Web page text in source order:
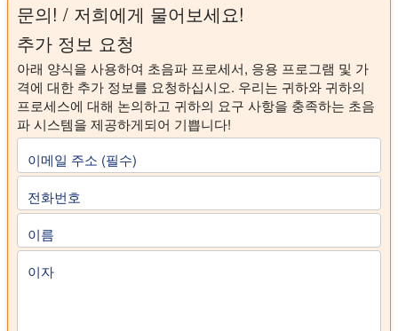
문의! / 저희에게 물어보세요!
추가 정보 요청
아래 양식을 사용하여 초음파 프로세서, 응용 프로그램 및 가
격에 대한 추가 정보를 요청하십시오. 우리는 귀하와 귀하의
프로세스에 대해 논의하고 귀하의 요구 사항을 충족하는 초음
파 시스템을 제공하게되어 기쁩니다!
이메일 주소 (필수)
전화번호
이름
이자